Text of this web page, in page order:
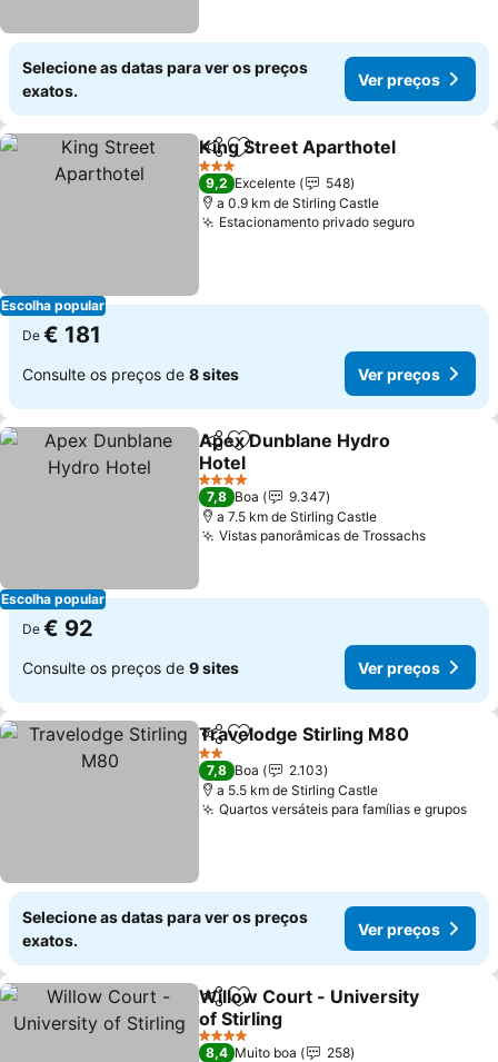
Selecione as datas para ver os preços
exatos.
Ver preços
Escolha popular
PartilharAdicionar aos favoritos
King Street Aparthotel
3 Estrelas
9,2 Excelente
548
a 0.9 km de Stirling Castle
Estacionamento privado seguroVer
De € 181
Consulte os preços de 8 sites Ver preços
Escolha popular
PartilharAdicionar aos favoritos
Apex Dunblane Hydro
Hotel
Ver preços
4 Estrelas
7,8 Boa
9.347
a 7.5 km de Stirling Castle
Vistas panorâmicas de TrossachsVer
De € 92
Consulte os preços de 9 sites Ver preços
PartilharAdicionar aos favoritos
Travelodge Stirling M80
2 Estrelas
7,8 Boa
2.103
a 5.5 km de Stirling Castle
Quartos versáteis para famílias e grupos
Selecione as datas para ver os preços
exatos.
Ver preços
PartilharAdicionar aos favoritos
Willow Court - University
of Stirling
Ver preços
4 Estrelas
8,4 Muito boa
258